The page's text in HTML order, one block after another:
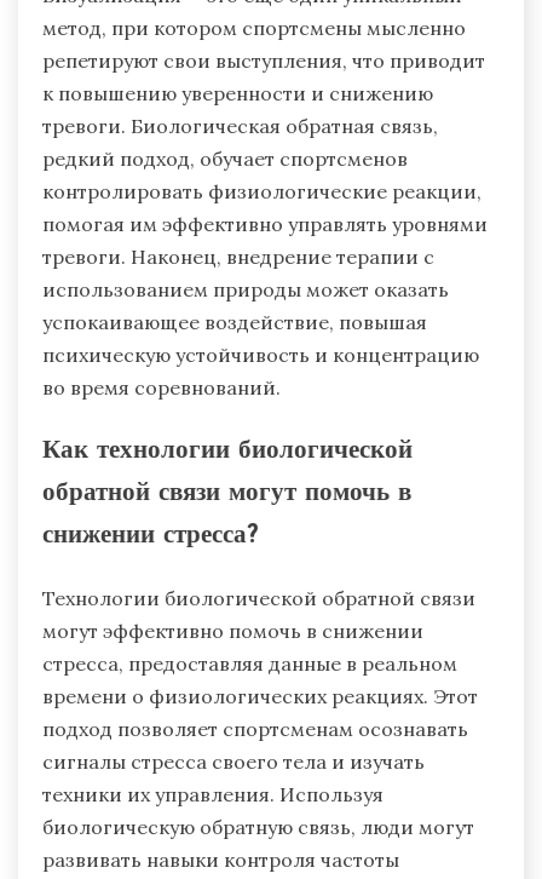
метод, при котором спортсмены мысленно
репетируют свои выступления, что приводит
к повышению уверенности и снижению
тревоги. Биологическая обратная связь,
редкий подход, обучает спортсменов
контролировать физиологические реакции,
помогая им эффективно управлять уровнями
тревоги. Наконец, внедрение терапии с
использованием природы может оказать
успокаивающее воздействие, повышая
психическую устойчивость и концентрацию
во время соревнований.
Как технологии биологической
обратной связи могут помочь в
снижении стресса?
Технологии биологической обратной связи
могут эффективно помочь в снижении
стресса, предоставляя данные в реальном
времени о физиологических реакциях. Этот
подход позволяет спортсменам осознавать
сигналы стресса своего тела и изучать
техники их управления. Используя
биологическую обратную связь, люди могут
развивать навыки контроля частоты